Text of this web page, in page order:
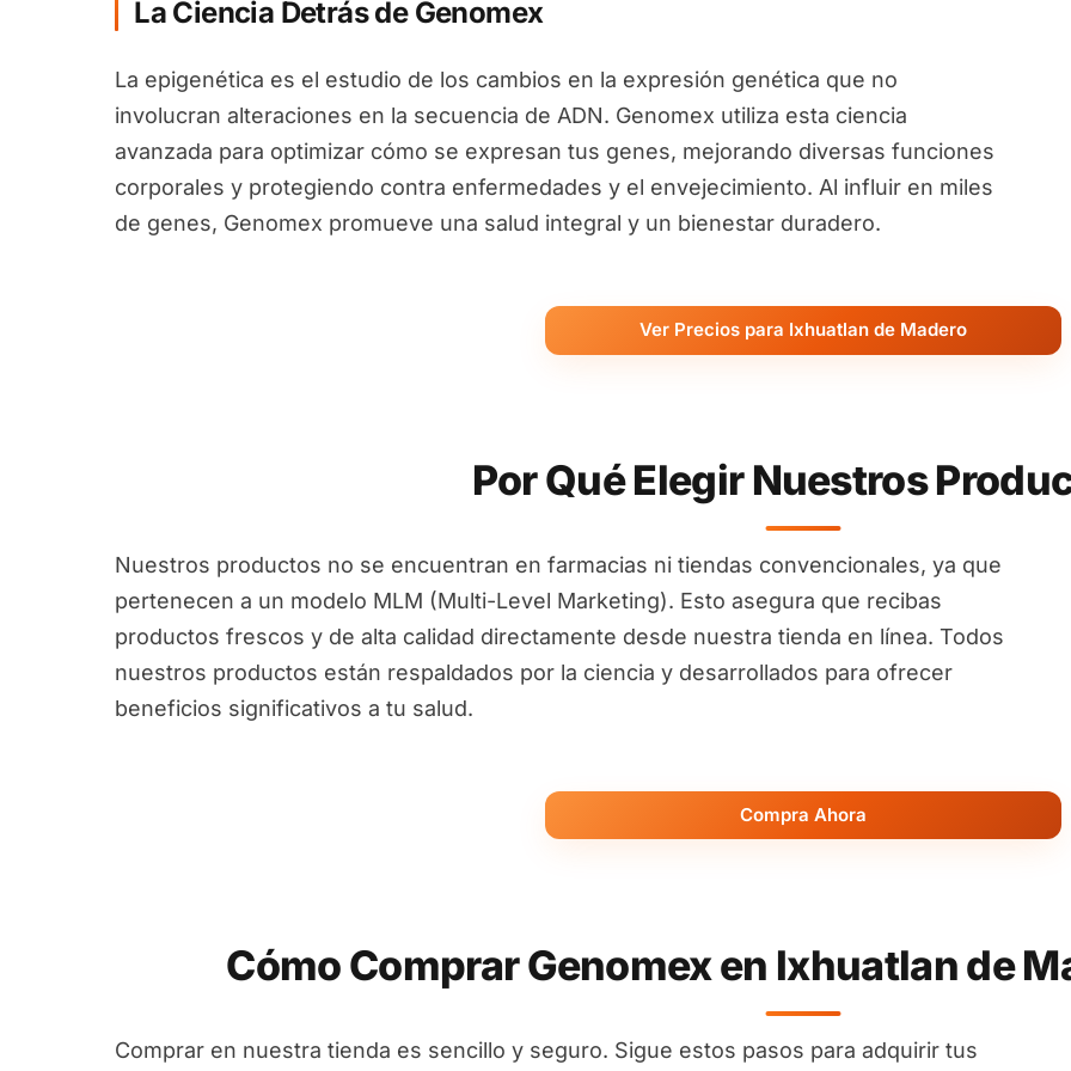
La Ciencia Detrás de Genomex
La epigenética es el estudio de los cambios en la expresión genética que no
involucran alteraciones en la secuencia de ADN. Genomex utiliza esta ciencia
avanzada para optimizar cómo se expresan tus genes, mejorando diversas funciones
corporales y protegiendo contra enfermedades y el envejecimiento. Al influir en miles
de genes, Genomex promueve una salud integral y un bienestar duradero.
Ver Precios para Ixhuatlan de Madero
Por Qué Elegir Nuestros
Nuestros productos no se encuentran en farmacias ni tiendas convencionales, ya que
pertenecen a un modelo MLM (Multi-Level Marketing). Esto asegura que recibas
productos frescos y de alta calidad directamente desde nuestra tienda en línea. Todos
nuestros productos están respaldados por la ciencia y desarrollados para ofrecer
beneficios significativos a tu salud.
Compra Ahora
Cómo Comprar Genomex en Ixhuatlan de
Comprar en nuestra tienda es sencillo y seguro. Sigue estos pasos para adquirir tus